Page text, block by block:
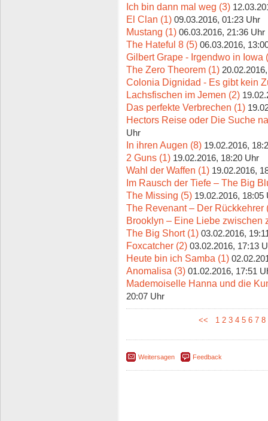
Ich bin dann mal weg (3)
El Clan (1) 09.03.2016, 01:23 Uhr
Mustang (1) 06.03.2016, 21:36 Uhr
The Hateful 8 (5) 06.03.2016,
Gilbert Grape - Irgendwo in Iowa
The Zero Theorem (1)
Colonia Dignidad - Es gibt kein
Lachsfischen im Jemen (2)
Das perfekte Verbrechen (1)
Hectors Reise oder Die Suche
Uhr
In ihren Augen (8) 19.02.2016,
2 Guns (1) 19.02.2016, 18:20 Uhr
Wahl der Waffen (1) 19.02.2016,
Im Rausch der Tiefe – The Big
The Missing (5) 19.02.2016, 18:05
The Revenant – Der Rückkehrer
Brooklyn – Eine Liebe zwischen
The Big Short (1) 03.02.2016,
Foxcatcher (2) 03.02.2016, 17:13
Heute bin ich Samba (1)
Anomalisa (3) 01.02.2016, 17:51
Mademoiselle Hanna und die
20:07 Uhr
<< 1 2 3 4 5 6 7 8
Weitersagen Feedback